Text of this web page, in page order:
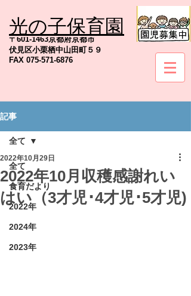
TEL075-571-6845
〒601-1463京都府京都市
伏見区小栗栖中山田町５９
FAX 075-571-6876
光の子保育園
記事
全て
食育だより
2022年
2024年
2023年
全て
2022年10月収穫感謝れい
はい（3才児･4才児･5才児)
2022年10月29日